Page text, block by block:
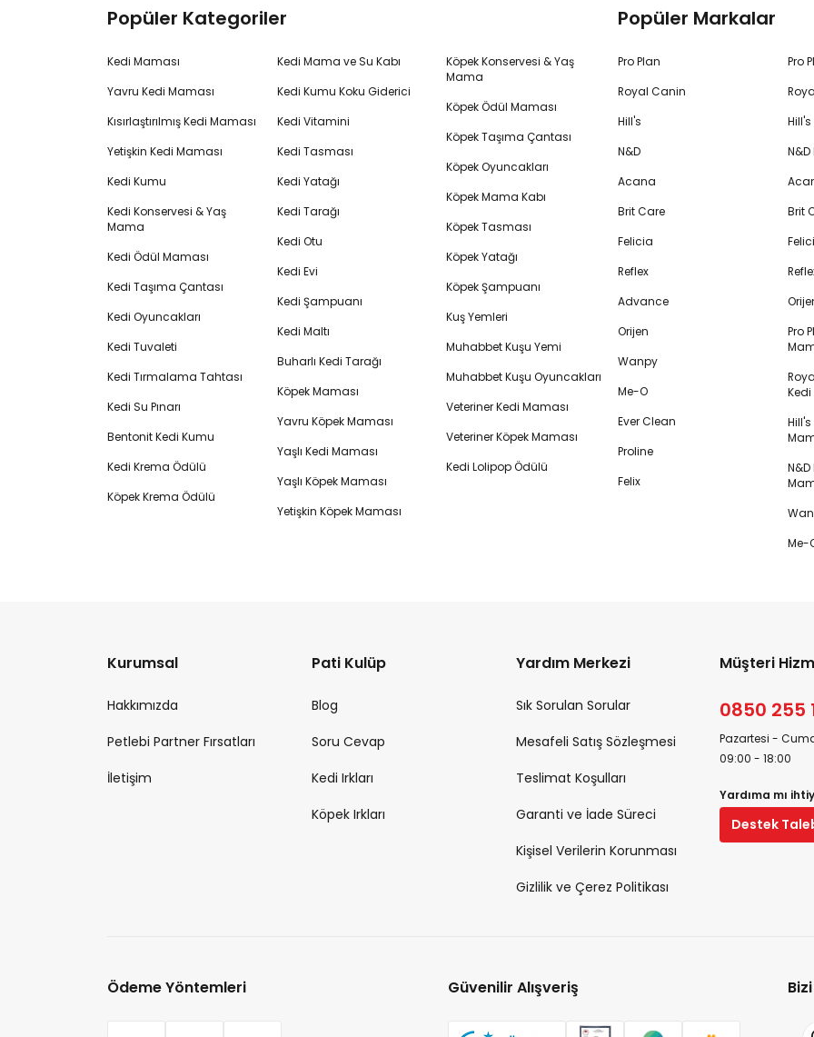
Popüler Kategoriler
Kedi Maması
Yavru Kedi Maması
Kısırlaştırılmış Kedi Maması
Yetişkin Kedi Maması
Kedi Kumu
Kedi Konservesi & Yaş
Mama
Kedi Ödül Maması
Kedi Taşıma Çantası
Kedi Oyuncakları
Kedi Tuvaleti
Kedi Tırmalama Tahtası
Kedi Su Pınarı
Bentonit Kedi Kumu
Kedi Krema Ödülü
Köpek Krema Ödülü
Kedi Mama ve Su Kabı
Kedi Kumu Koku Giderici
Kedi Vitamini
Kedi Tasması
Kedi Yatağı
Kedi Tarağı
Kedi Otu
Kedi Evi
Kedi Şampuanı
Kedi Maltı
Buharlı Kedi Tarağı
Köpek Maması
Yavru Köpek Maması
Yaşlı Kedi Maması
Yaşlı Köpek Maması
Yetişkin Köpek Maması
Köpek Konservesi & Yaş
Mama
Köpek Ödül Maması
Köpek Taşıma Çantası
Köpek Oyuncakları
Köpek Mama Kabı
Köpek Tasması
Köpek Yatağı
Köpek Şampuanı
Kuş Yemleri
Muhabbet Kuşu Yemi
Muhabbet Kuşu Oyuncakları
Veteriner Kedi Maması
Veteriner Köpek Maması
Kedi Lolipop Ödülü
Popüler Markalar
Pro Plan
Royal Canin
Hill's
N&D
Acana
Brit Care
Felicia
Reflex
Advance
Orijen
Wanpy
Me-O
Ever Clean
Proline
Felix
Pro
Brit
Pro
Hill's
N&D
Me-
Kurumsal
Hakkımızda
Petlebi Partner Fırsatları
İletişim
Pati Kulüp
Blog
Soru Cevap
Kedi Irkları
Köpek Irkları
Yardım Merkezi
Sık Sorulan Sorular
Mesafeli Satış Sözleşmesi
Teslimat Koşulları
Garanti ve İade Süreci
Kişisel Verilerin Korunması
Gizlilik ve Çerez Politikası
Müşteri
0850 255
Pazartesi -
09:00 - 18:00
Yardıma mı
Destek
Ödeme Yöntemleri Güvenilir Alışveriş